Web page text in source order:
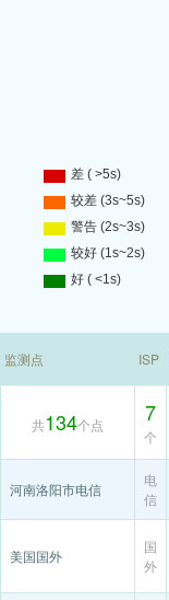
监测点 ISP
共134个点 7
个
河南洛阳市电信
电
信
美国国外
国
外